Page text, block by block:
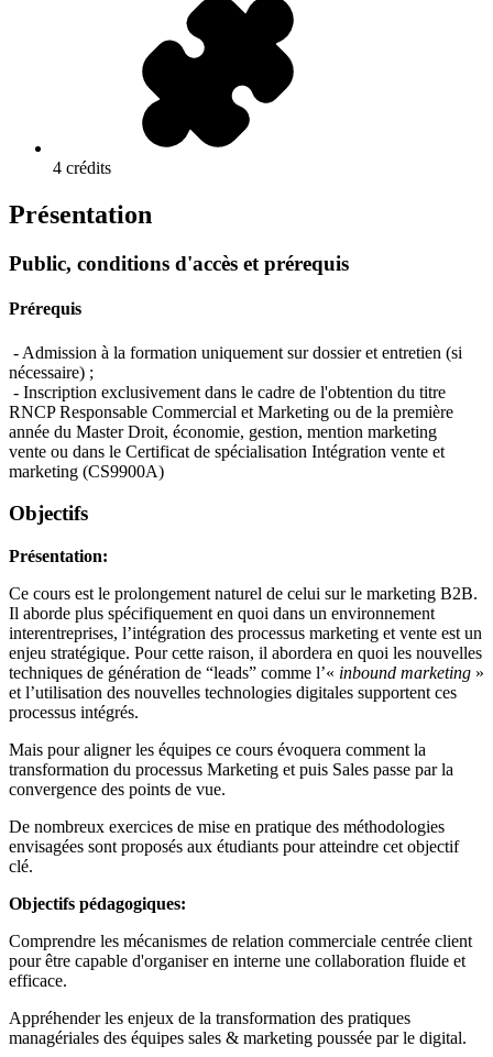
4 crédits
Présentation
Public, conditions d'accès et prérequis
Prérequis
- Admission à la formation uniquement sur dossier et entretien (si
nécessaire) ;
- Inscription exclusivement dans le cadre de l'obtention du titre
RNCP Responsable Commercial et Marketing ou de la première
année du Master Droit, économie, gestion, mention marketing
vente ou dans le Certificat de spécialisation Intégration vente et
marketing (CS9900A)
Objectifs
Présentation:
Ce cours est le prolongement naturel de celui sur le marketing B2B.
Il aborde plus spécifiquement en quoi dans un environnement
interentreprises, l’intégration des processus marketing et vente est un
enjeu stratégique. Pour cette raison, il abordera en quoi les nouvelles
techniques de génération de “leads” comme l’« inbound marketing »
et l’utilisation des nouvelles technologies digitales supportent ces
processus intégrés.
Mais pour aligner les équipes ce cours évoquera comment la
transformation du processus Marketing et puis Sales passe par la
convergence des points de vue.
De nombreux exercices de mise en pratique des méthodologies
envisagées sont proposés aux étudiants pour atteindre cet objectif
clé.
Objectifs pédagogiques:
Comprendre les mécanismes de relation commerciale centrée client
pour être capable d'organiser en interne une collaboration fluide et
efficace.
Appréhender les enjeux de la transformation des pratiques
managériales des équipes sales & marketing poussée par le digital.